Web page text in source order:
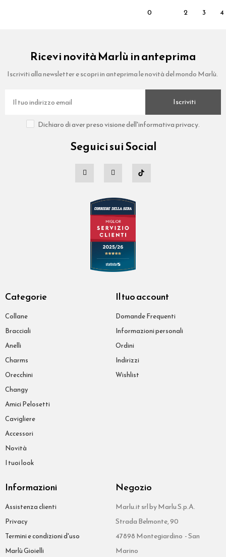
0
2
3
4
Ricevi novità Marlù in anteprima
Iscriviti alla newsletter e scopri in anteprima le novità del mondo Marlù.
Iscriviti
Dichiaro di aver preso visione dell'informativa privacy.
Seguici sui Social
Categorie
Collane
Bracciali
Anelli
Charms
Orecchini
Changy
Amici Pelosetti
Cavigliere
Accessori
Novità
I tuoi look
Il tuo account
Domande Frequenti
Informazioni personali
Ordini
Indirizzi
Wishlist
Informazioni
Assistenza clienti
Privacy
Termini e condizioni d'uso
Marlù Gioielli
Negozio
Marlu.it srl by Marlu S.p.A.
Strada Belmonte, 90
47898 Montegiardino - San
Marino